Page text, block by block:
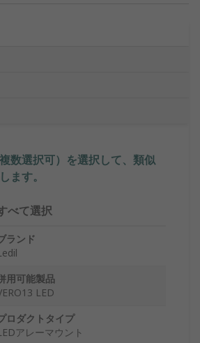
数選択可）を選択して、類似
ます。
べて選択
ランド
用可能製品
LED
ロダクトタイプ
アレーマウント